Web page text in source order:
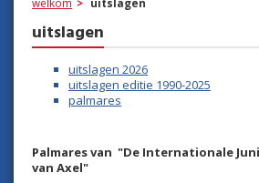
uitslagen
uitslagen 2026
uitslagen editie 1990-2025
palmares
Palmares van "De Internationale
van Axel"